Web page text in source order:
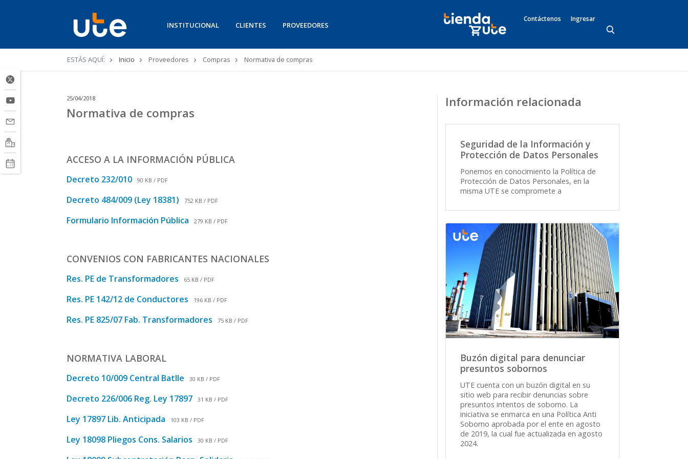
INSTITUCIONAL CLIENTES PROVEEDORES
Contáctenos Ingresar
Ruta
navegación
ESTÁS AQUÍ: Inicio Proveedores Compras Normativa de compras
25/04/2018
Normativa de compras
ACCESO A LA INFORMACIÓN PÚBLICA
Decreto 232/010 90 KB / PDF
Decreto 484/009 (Ley 18381) 752 KB / PDF
Formulario Información Pública 279 KB / PDF
CONVENIOS CON FABRICANTES NACIONALES
Res. PE de Transformadores 65 KB / PDF
Res. PE 142/12 de Conductores 196 KB / PDF
Res. PE 825/07 Fab. Transformadores 75 KB / PDF
NORMATIVA LABORAL
Decreto 10/009 Central Batlle 30 KB / PDF
Decreto 226/006 Reg. Ley 17897 31 KB / PDF
Ley 17897 Lib. Anticipada 103 KB / PDF
Ley 18098 Pliegos Cons. Salarios 30 KB / PDF
Información relacionada
Seguridad de la Información y
Protección de Datos Personales
Ponemos en conocimiento la Política de
Protección de Datos Personales, en la
misma UTE se compromete a
Buzón digital para denunciar
presuntos sobornos
UTE cuenta con un buzón digital en su
sitio web para recibir denuncias sobre
presuntos intentos de soborno. La
iniciativa se enmarca en una Política Anti
Soborno aprobada por el ente en agosto
de 2019, la cual fue actualizada en agosto
2024.